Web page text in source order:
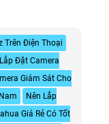
Trên Điện Thoại
Đặt Camera
Giám Sát Cho
Nên Lắp
Giá Rẻ Có Tốt